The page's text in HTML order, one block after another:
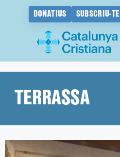
DONATIUS SUBSCRIU-TE
contingutTERRASSA